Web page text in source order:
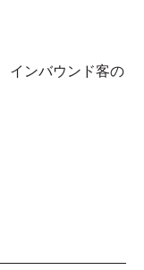
インバウンド客の